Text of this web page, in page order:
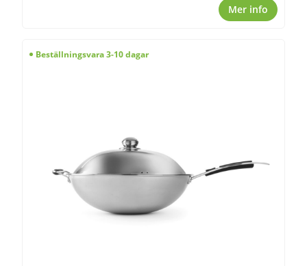
Mer info
Beställningsvara 3-10 dagar